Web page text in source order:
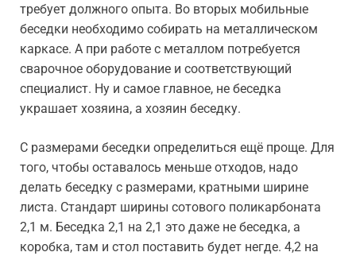
требует должного опыта. Во вторых мобильные
беседки необходимо собирать на металлическом
каркасе. А при работе с металлом потребуется
сварочное оборудование и соответствующий
специалист. Ну и самое главное, не беседка
украшает хозяина, а хозяин беседку.
С размерами беседки определиться ещё проще. Для
того, чтобы оставалось меньше отходов, надо
делать беседку с размерами, кратными ширине
листа. Стандарт ширины сотового поликарбоната
2,1 м. Беседка 2,1 на 2,1 это даже не беседка, а
коробка, там и стол поставить будет негде. 4,2 на